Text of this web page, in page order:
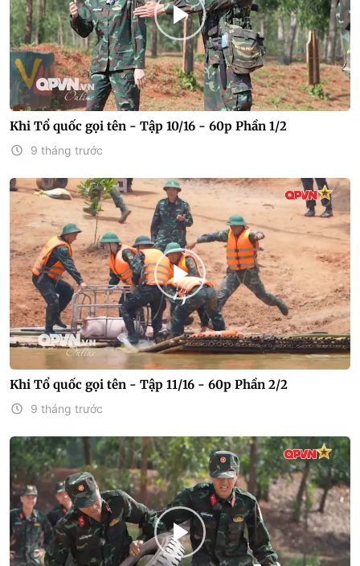
Khi Tổ quốc gọi tên - Tập 10/16 - 60p Phần 1/2
9 tháng trước
Khi Tổ quốc gọi tên - Tập 11/16 - 60p Phần 2/2
9 tháng trước